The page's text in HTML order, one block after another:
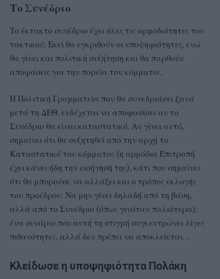
Το Συνέδριο
Το έκτακτο συνέδριο έχει όλες τις αρμοδιότητες του
τακτικού. Εκεί θα εγκριθούν οι υποψηφιότητες, ενώ
θα γίνει και πολιτική συζήτηση και θα παρθούν
αποφάσεις για την πορεία του κόμματος.
Η Πολιτική Γραμματεία που θα συνεδριάσει ξανά
μετά τη ΔΕΘ, ενδέχεται να αποφασίσει αν το
Συνέδριο θα είναι καταστατικό. Αν γίνει αυτό,
σημαίνει ότι θα συζητηθεί από την αρχή το
Καταστατικό του κόμματος (η αρμόδια Επιτροπή
έχει κάνει ήδη την εισήγησή της), κάτι που σημαίνει
ότι θα μπορούσε να αλλάξει και ο τρόπος εκλογής
του προέδρου. Να μην γίνει δηλαδή από τη βάση,
αλλά από το Συνέδριο (όπως γινόταν παλιότερα),
ένα σενάριο που αυτή τη στιγμή συγκεντρώνει λίγες
πιθανότητες, αλλά δεν πρέπει να αποκλείεται…
Κλείδωσε η υποψηφιότητα Πολάκη